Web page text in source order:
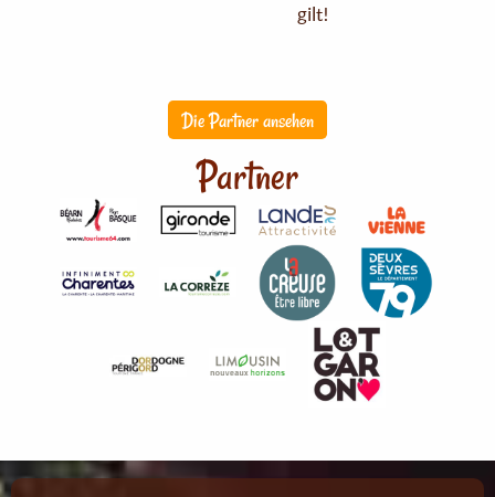
gilt!
Die Partner ansehen
Partner